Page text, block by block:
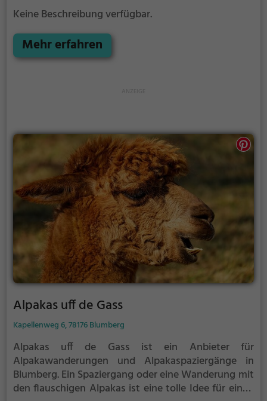
Keine Beschreibung verfügbar.
Mehr erfahren
Alpakas uff de Gass
Kapellenweg 6, 78176 Blumberg
Alpakas uff de Gass ist ein Anbieter für
Alpakawanderungen und Alpakaspaziergänge in
Blumberg.Ein Spaziergang oder eine Wanderung mit
den flauschigen Alpakas ist eine tolle Idee für einen